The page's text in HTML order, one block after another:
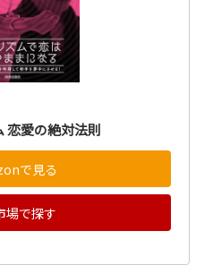
恋愛の絶対法則
で見る
場で探す